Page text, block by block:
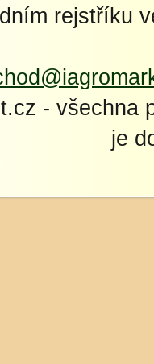
rejstříku
- všechna
je